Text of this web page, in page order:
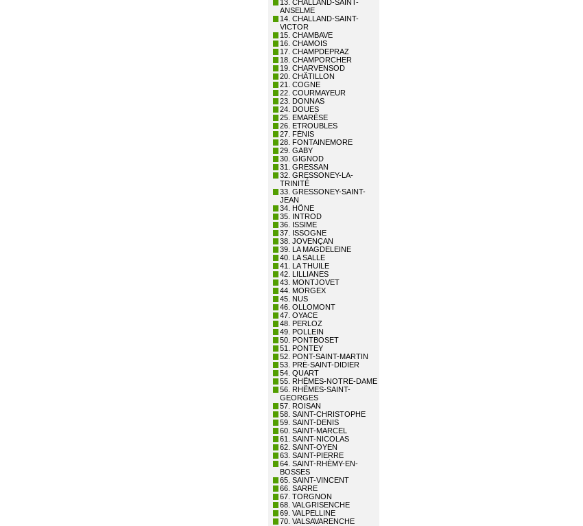
13. CHALLAND-SAINT-
ANSELME
14. CHALLAND-SAINT-
VICTOR
15. CHAMBAVE
16. CHAMOIS
17. CHAMPDEPRAZ
18. CHAMPORCHER
19. CHARVENSOD
20. CHÂTILLON
21. COGNE
22. COURMAYEUR
23. DONNAS
24. DOUES
25. EMARÈSE
26. ETROUBLES
27. FÉNIS
28. FONTAINEMORE
29. GABY
30. GIGNOD
31. GRESSAN
32. GRESSONEY-LA-
TRINITÉ
33. GRESSONEY-SAINT-
JEAN
34. HÔNE
35. INTROD
36. ISSIME
37. ISSOGNE
38. JOVENÇAN
39. LA MAGDELEINE
40. LA SALLE
41. LA THUILE
42. LILLIANES
43. MONTJOVET
44. MORGEX
45. NUS
46. OLLOMONT
47. OYACE
48. PERLOZ
49. POLLEIN
50. PONTBOSET
51. PONTEY
52. PONT-SAINT-MARTIN
53. PRÉ-SAINT-DIDIER
54. QUART
55. RHÊMES-NOTRE-DAME
56. RHÊMES-SAINT-
GEORGES
57. ROISAN
58. SAINT-CHRISTOPHE
59. SAINT-DENIS
60. SAINT-MARCEL
61. SAINT-NICOLAS
62. SAINT-OYEN
63. SAINT-PIERRE
64. SAINT-RHÉMY-EN-
BOSSES
65. SAINT-VINCENT
66. SARRE
67. TORGNON
68. VALGRISENCHE
69. VALPELLINE
70. VALSAVARENCHE